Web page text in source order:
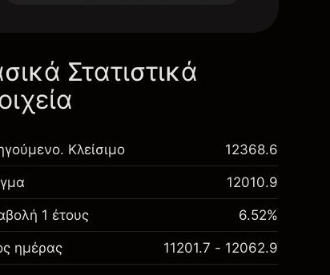
Στατιστικά
Κλείσιμο 12368.6
12010.9
1 έτους 6.52%
ημέρας 11201.7 - 12062.9